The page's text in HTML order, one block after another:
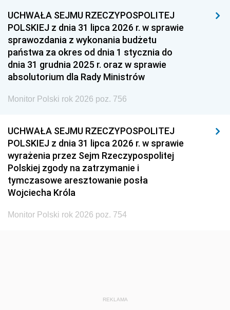
1939 1938 1937
1936 1930
UCHWAŁA SEJMU RZECZYPOSPOLITEJ
POLSKIEJ z dnia 31 lipca 2026 r. w sprawie
sprawozdania z wykonania budżetu
państwa za okres od dnia 1 stycznia do
dnia 31 grudnia 2025 r. oraz w sprawie
absolutorium dla Rady Ministrów
Monitor Polski rok 2026 poz. 756
UCHWAŁA SEJMU RZECZYPOSPOLITEJ
POLSKIEJ z dnia 31 lipca 2026 r. w sprawie
wyrażenia przez Sejm Rzeczypospolitej
Polskiej zgody na zatrzymanie i
tymczasowe aresztowanie posła
Wojciecha Króla
Monitor Polski rok 2026 poz. 754
REKLAMA